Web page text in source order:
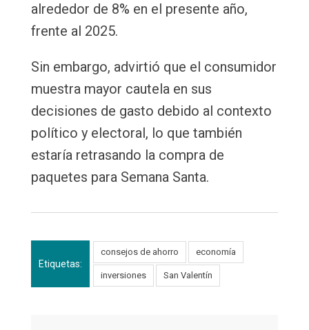
alrededor de 8% en el presente año,
frente al 2025.
Sin embargo, advirtió que el consumidor
muestra mayor cautela en sus
decisiones de gasto debido al contexto
político y electoral, lo que también
estaría retrasando la compra de
paquetes para Semana Santa.
Etiquetas:
consejos de ahorro economía
inversiones San Valentín